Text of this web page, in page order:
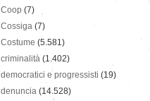
Coop (7)
Cossiga (7)
Costume (5.581)
criminalità (1.402)
democratici e progressisti (19)
denuncia (14.528)